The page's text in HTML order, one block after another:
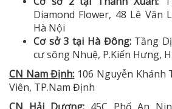
Diamond Flower, 48 Lê Văn
Hà Nội
Cơ sở 3 tại Hà Đông: Tầng
cư sông Nhuệ, P.Kiến Hưng,
CN Nam Định: 106 Nguyễn Khánh
Viên, TP.Nam Định